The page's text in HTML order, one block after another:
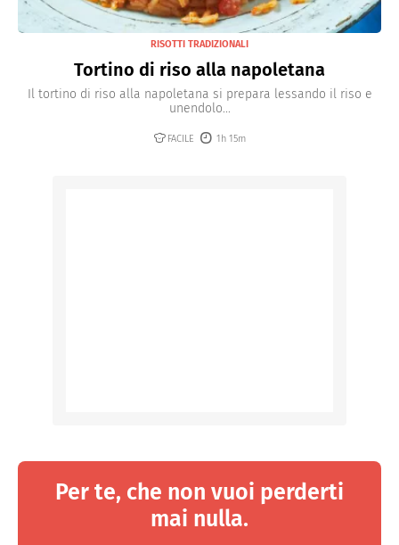
RISOTTI TRADIZIONALI
Tortino di riso alla napoletana
Il tortino di riso alla napoletana si prepara lessando il riso e
unendolo...
FACILE 1h 15m
Per te, che non vuoi perderti
mai nulla.